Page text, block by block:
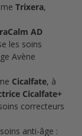
Trixera,
AD
les soins
Avène
Cicalfate, à
Cicalfate+
correcteurs
anti-âge :